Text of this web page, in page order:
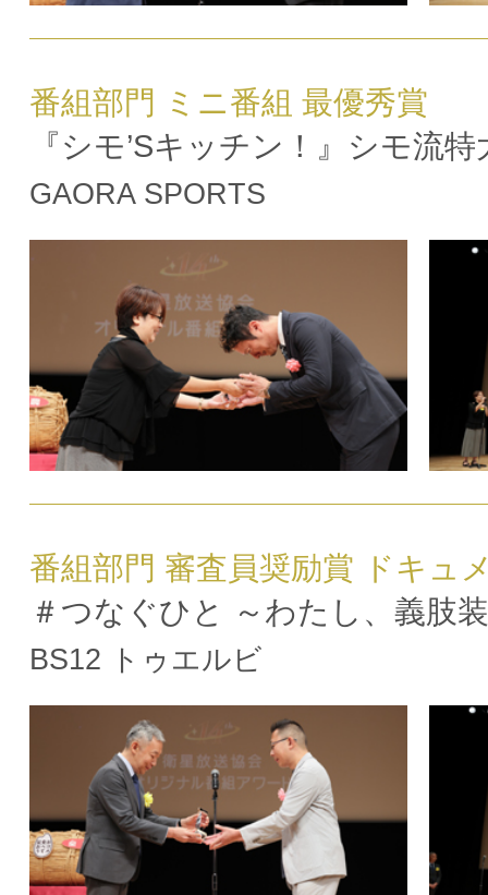
番組部門 ミニ番組 最優秀賞
『シモ’Sキッチン！』シモ流
GAORA SPORTS
番組部門 審査員奨励賞 ドキュ
＃つなぐひと ～わたし、義肢
BS12 トゥエルビ